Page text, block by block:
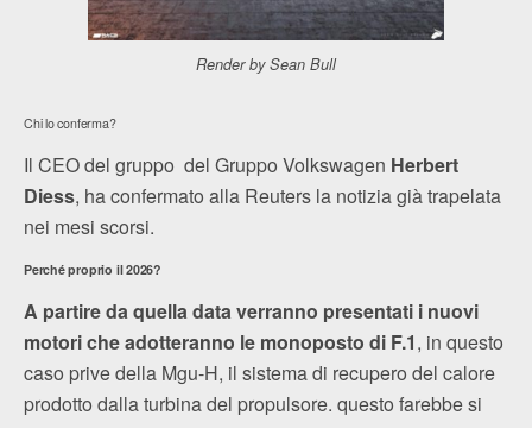
Render by Sean Bull
Chi lo conferma?
Il CEO del gruppo del Gruppo Volkswagen Herbert
Diess, ha confermato alla Reuters la notizia già trapelata
nei mesi scorsi.
Perché proprio il 2026?
A partire da quella data verranno presentati i nuovi
motori che adotteranno le monoposto di F.1, in questo
caso prive della Mgu-H, il sistema di recupero del calore
prodotto dalla turbina del propulsore. questo farebbe si